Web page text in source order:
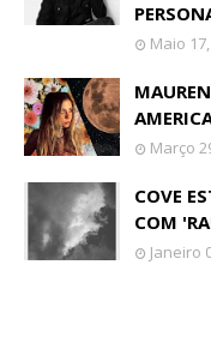
Maio
Março
COVE
COM
Janeiro